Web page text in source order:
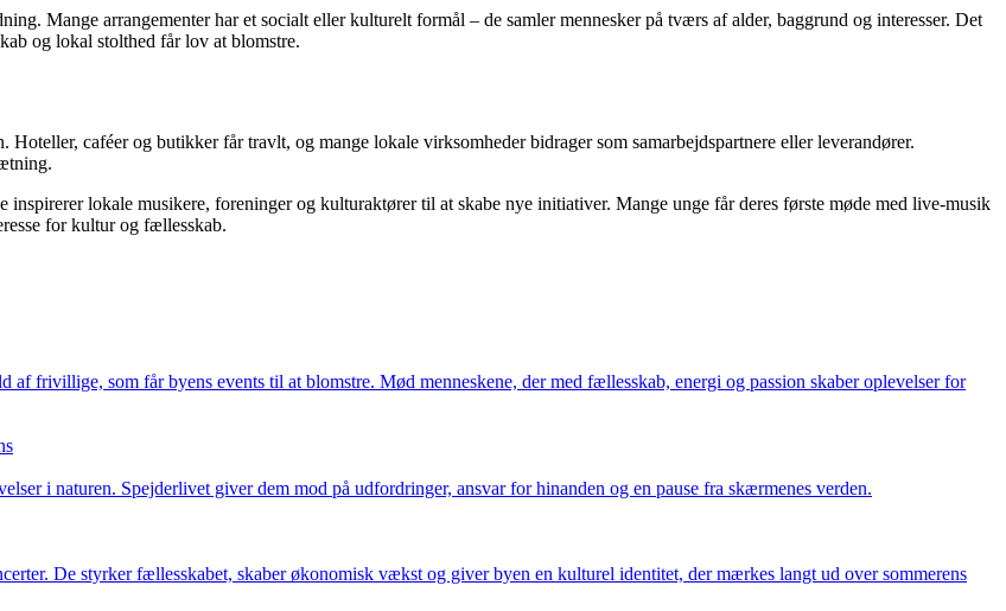
Mange arrangementer har et socialt eller kulturelt formål – de samler mennesker på tværs af alder, baggrund og interesser. Det
og lokal stolthed får lov at blomstre.
caféer og butikker får travlt, og mange lokale virksomheder bidrager som samarbejdspartnere eller leverandører.
lokale musikere, foreninger og kulturaktører til at skabe nye initiativer. Mange unge får deres første møde med live-musik
for kultur og fællesskab.
af frivillige, som får byens events til at blomstre. Mød menneskene, der med fællesskab, energi og passion skaber oplevelser for
i naturen. Spejderlivet giver dem mod på udfordringer, ansvar for hinanden og en pause fra skærmenes verden.
De styrker fællesskabet, skaber økonomisk vækst og giver byen en kulturel identitet, der mærkes langt ud over sommerens